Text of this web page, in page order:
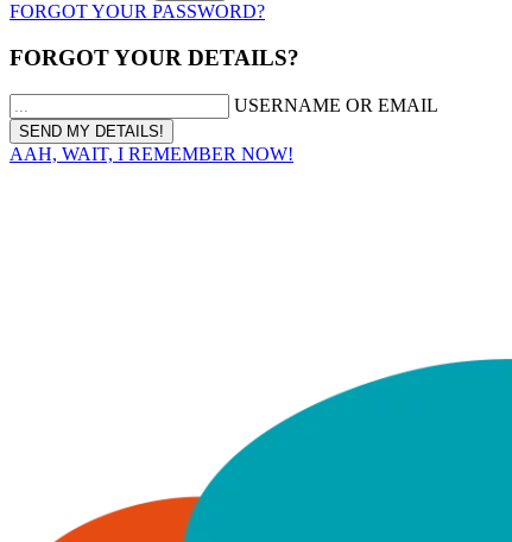
FORGOT YOUR PASSWORD?
FORGOT YOUR DETAILS?
USERNAME OR EMAIL
AAH, WAIT, I REMEMBER NOW!